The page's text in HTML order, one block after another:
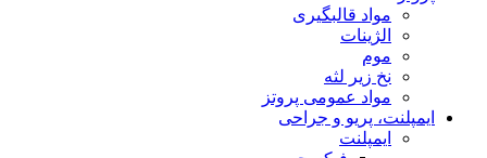
مواد قالبگیری
الژینات
موم
نخ زیر لثه
مواد عمومی پروتز
ایمپلنت، پریو و جراحی
ایمپلنت